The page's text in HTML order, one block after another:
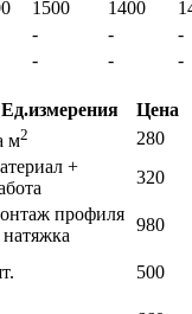
1500 1400
- -
-
- -
-
Ед.измерения
Цена
м2
280
+
320
профиля
980
500